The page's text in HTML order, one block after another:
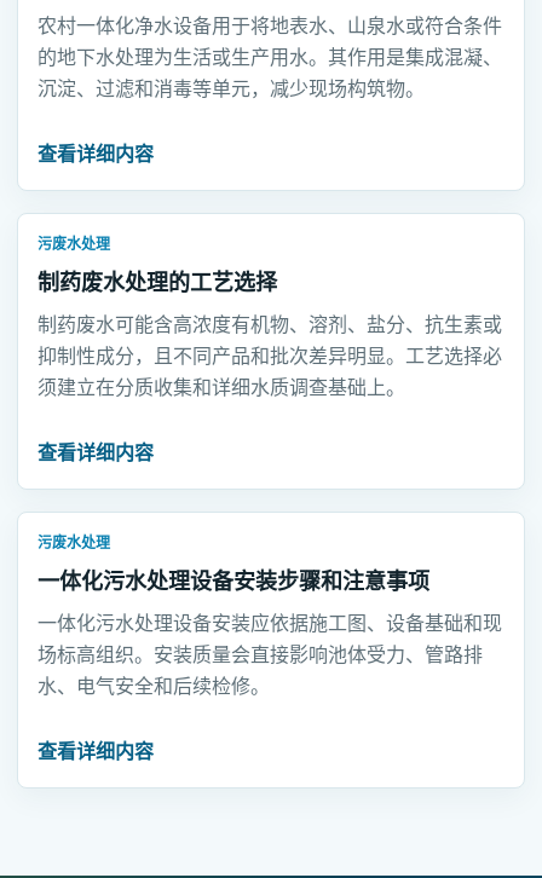
农村一体化净水设备用于将地表水、山泉水或符合条件
的地下水处理为生活或生产用水。其作用是集成混凝、
沉淀、过滤和消毒等单元，减少现场构筑物。
查看详细内容
污废水处理
制药废水处理的工艺选择
制药废水可能含高浓度有机物、溶剂、盐分、抗生素或
抑制性成分，且不同产品和批次差异明显。工艺选择必
须建立在分质收集和详细水质调查基础上。
查看详细内容
污废水处理
一体化污水处理设备安装步骤和注意事项
一体化污水处理设备安装应依据施工图、设备基础和现
场标高组织。安装质量会直接影响池体受力、管路排
水、电气安全和后续检修。
查看详细内容